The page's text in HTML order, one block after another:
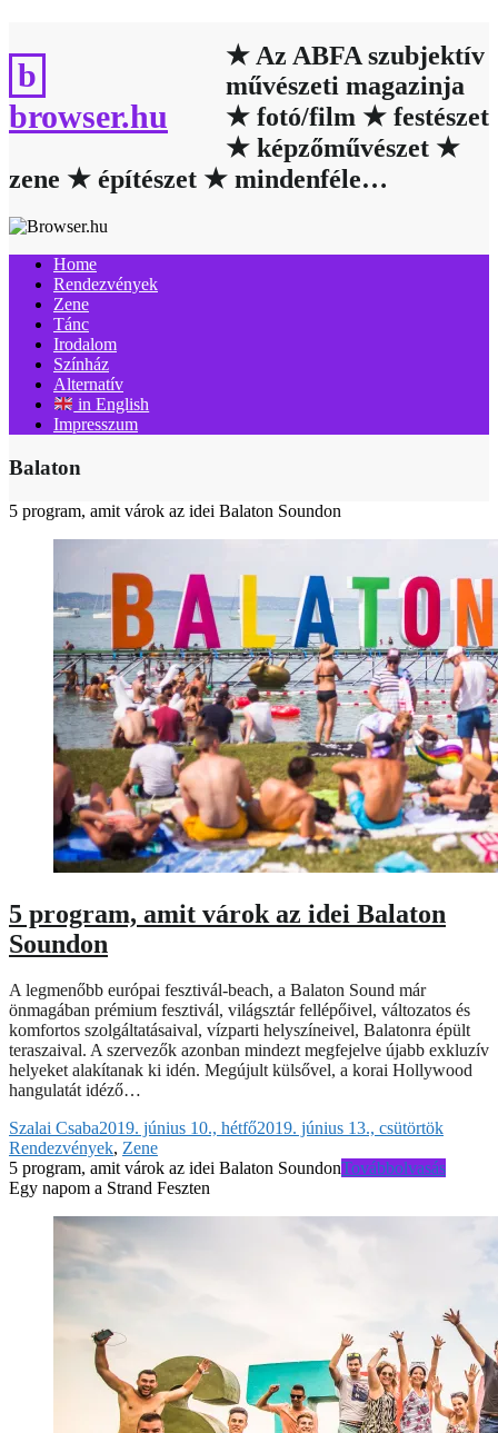
to
content
browser.hu
★ Az ABFA szubjektív
művészeti magazinja
★ fotó/film ★ festészet
★ képzőművészet ★
zene ★ építészet ★ mindenféle…
Home
Rendezvények
Zene
Tánc
Irodalom
Színház
Alternatív
in English
Impresszum
Balaton
5 program, amit várok az idei Balaton Soundon
5 program, amit várok az idei Balaton
Soundon
A legmenőbb európai fesztivál-beach, a Balaton Sound már
önmagában prémium fesztivál, világsztár fellépőivel, változatos és
komfortos szolgáltatásaival, vízparti helyszíneivel, Balatonra épült
teraszaival. A szervezők azonban mindezt megfejelve újabb exkluzív
helyeket alakítanak ki idén. Megújult külsővel, a korai Hollywood
hangulatát idéző…
Szalai Csaba2019. június 10., hétfő2019. június 13., csütörtök
Rendezvények, Zene
5 program, amit várok az idei Balaton SoundonTovábbolvasás
Egy napom a Strand Feszten